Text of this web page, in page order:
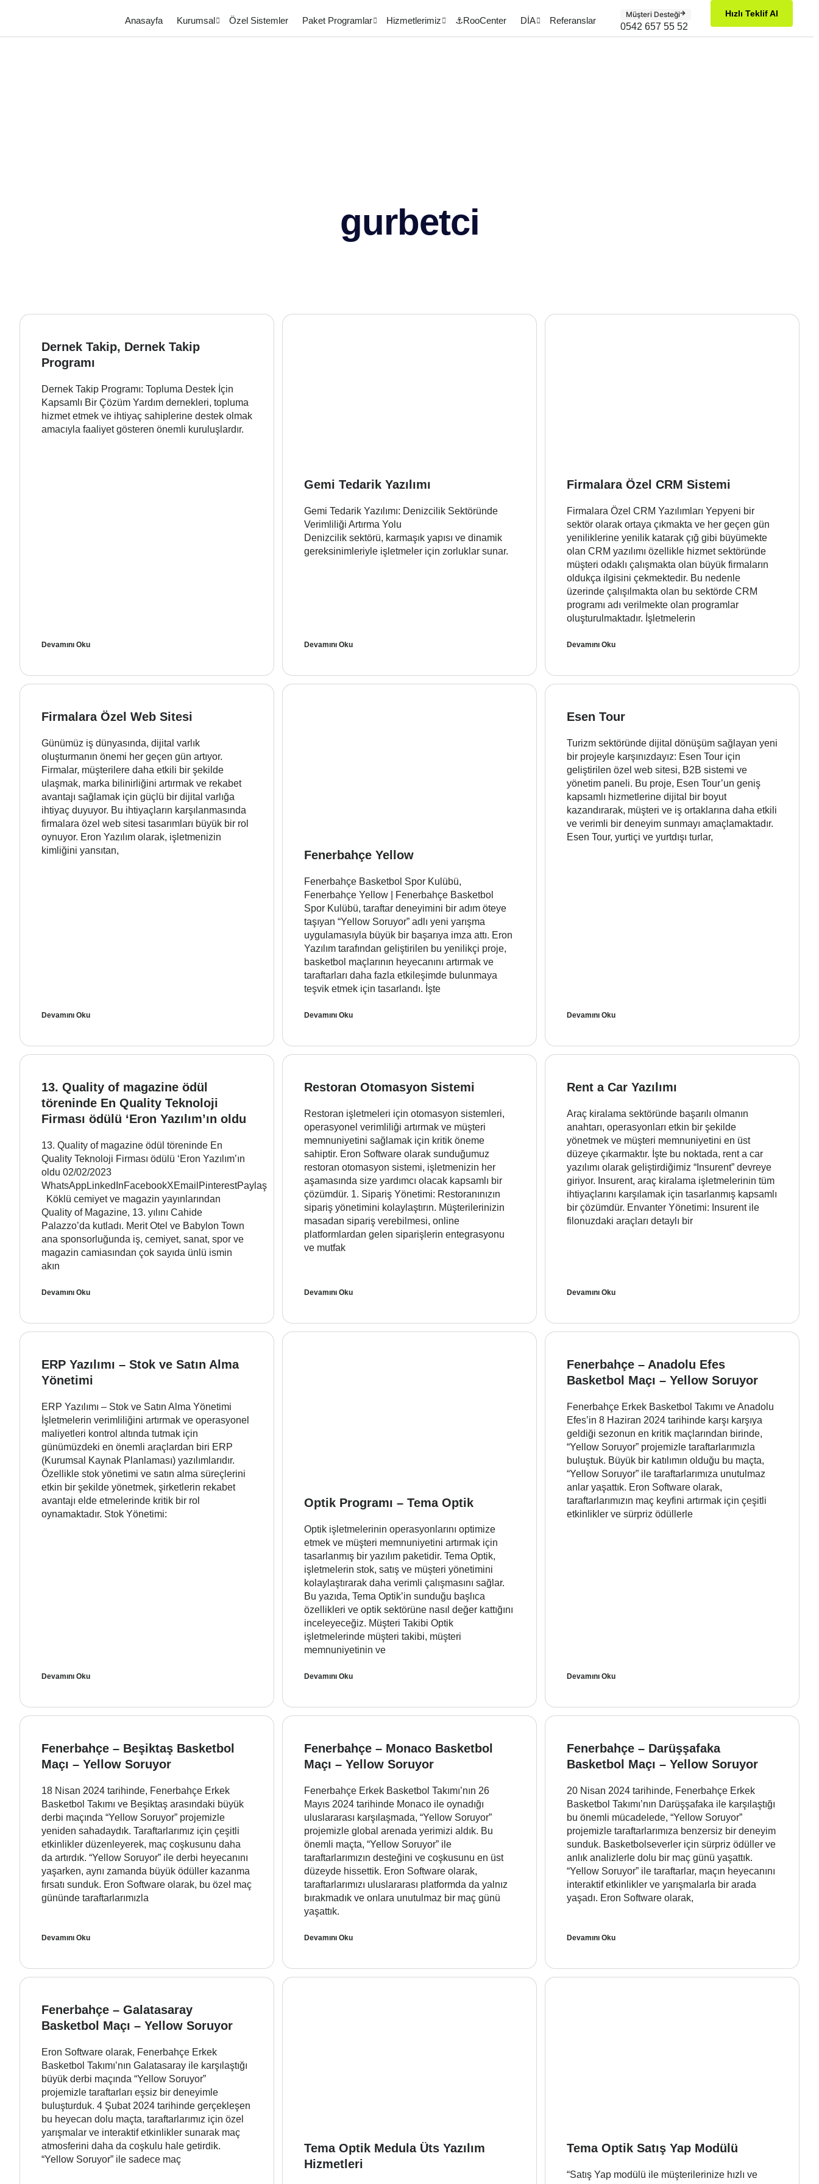
Anasayfa Kurumsal Özel Sistemler Paket Programlar Hizmetlerimiz ⚓RooCenter DİA Referanslar
Müşteri Desteği
0542 657 55 52
Hızlı Teklif Al
gurbetci
Dernek Takip, Dernek Takip
Programı
Dernek Takip Programı: Topluma Destek İçin
Kapsamlı Bir Çözüm Yardım dernekleri, topluma
hizmet etmek ve ihtiyaç sahiplerine destek olmak
amacıyla faaliyet gösteren önemli kuruluşlardır.
Devamını Oku
Gemi Tedarik Yazılımı
Gemi Tedarik Yazılımı: Denizcilik Sektöründe
Verimliliği Artırma Yolu
Denizcilik sektörü, karmaşık yapısı ve dinamik
gereksinimleriyle işletmeler için zorluklar sunar.
Devamını Oku
Firmalara Özel CRM Sistemi
Firmalara Özel CRM Yazılımları Yepyeni bir
sektör olarak ortaya çıkmakta ve her geçen gün
yeniliklerine yenilik katarak çığ gibi büyümekte
olan CRM yazılımı özellikle hizmet sektöründe
müşteri odaklı çalışmakta olan büyük firmaların
oldukça ilgisini çekmektedir. Bu nedenle
üzerinde çalışılmakta olan bu sektörde CRM
programı adı verilmekte olan programlar
oluşturulmaktadır. İşletmelerin
Devamını Oku
Firmalara Özel Web Sitesi
Günümüz iş dünyasında, dijital varlık
oluşturmanın önemi her geçen gün artıyor.
Firmalar, müşterilere daha etkili bir şekilde
ulaşmak, marka bilinirliğini artırmak ve rekabet
avantajı sağlamak için güçlü bir dijital varlığa
ihtiyaç duyuyor. Bu ihtiyaçların karşılanmasında
firmalara özel web sitesi tasarımları büyük bir rol
oynuyor. Eron Yazılım olarak, işletmenizin
kimliğini yansıtan,
Devamını Oku
Fenerbahçe Yellow
Fenerbahçe Basketbol Spor Kulübü,
Fenerbahçe Yellow | Fenerbahçe Basketbol
Spor Kulübü, taraftar deneyimini bir adım öteye
taşıyan “Yellow Soruyor” adlı yeni yarışma
uygulamasıyla büyük bir başarıya imza attı. Eron
Yazılım tarafından geliştirilen bu yenilikçi proje,
basketbol maçlarının heyecanını artırmak ve
taraftarları daha fazla etkileşimde bulunmaya
teşvik etmek için tasarlandı. İşte
Devamını Oku
Esen Tour
Turizm sektöründe dijital dönüşüm sağlayan yeni
bir projeyle karşınızdayız: Esen Tour için
geliştirilen özel web sitesi, B2B sistemi ve
yönetim paneli. Bu proje, Esen Tour’un geniş
kapsamlı hizmetlerine dijital bir boyut
kazandırarak, müşteri ve iş ortaklarına daha etkili
ve verimli bir deneyim sunmayı amaçlamaktadır.
Esen Tour, yurtiçi ve yurtdışı turlar,
Devamını Oku
13. Quality of magazine ödül
töreninde En Quality Teknoloji
Firması ödülü ‘Eron Yazılım’ın oldu
13. Quality of magazine ödül töreninde En
Quality Teknoloji Firması ödülü ‘Eron Yazılım’ın
oldu 02/02/2023
WhatsAppLinkedInFacebookXEmailPinterestPaylaş
Köklü cemiyet ve magazin yayınlarından
Quality of Magazine, 13. yılını Cahide
Palazzo’da kutladı. Merit Otel ve Babylon Town
ana sponsorluğunda iş, cemiyet, sanat, spor ve
magazin camiasından çok sayıda ünlü ismin
akın
Devamını Oku
Restoran Otomasyon Sistemi
Restoran işletmeleri için otomasyon sistemleri,
operasyonel verimliliği artırmak ve müşteri
memnuniyetini sağlamak için kritik öneme
sahiptir. Eron Software olarak sunduğumuz
restoran otomasyon sistemi, işletmenizin her
aşamasında size yardımcı olacak kapsamlı bir
çözümdür. 1. Sipariş Yönetimi: Restoranınızın
sipariş yönetimini kolaylaştırın. Müşterilerinizin
masadan sipariş verebilmesi, online
platformlardan gelen siparişlerin entegrasyonu
ve mutfak
Devamını Oku
Rent a Car Yazılımı
Araç kiralama sektöründe başarılı olmanın
anahtarı, operasyonları etkin bir şekilde
yönetmek ve müşteri memnuniyetini en üst
düzeye çıkarmaktır. İşte bu noktada, rent a car
yazılımı olarak geliştirdiğimiz “Insurent” devreye
giriyor. Insurent, araç kiralama işletmelerinin tüm
ihtiyaçlarını karşılamak için tasarlanmış kapsamlı
bir çözümdür. Envanter Yönetimi: Insurent ile
filonuzdaki araçları detaylı bir
Devamını Oku
ERP Yazılımı – Stok ve Satın Alma
Yönetimi
ERP Yazılımı – Stok ve Satın Alma Yönetimi
İşletmelerin verimliliğini artırmak ve operasyonel
maliyetleri kontrol altında tutmak için
günümüzdeki en önemli araçlardan biri ERP
(Kurumsal Kaynak Planlaması) yazılımlarıdır.
Özellikle stok yönetimi ve satın alma süreçlerini
etkin bir şekilde yönetmek, şirketlerin rekabet
avantajı elde etmelerinde kritik bir rol
oynamaktadır. Stok Yönetimi:
Devamını Oku
Optik Programı – Tema Optik
Optik işletmelerinin operasyonlarını optimize
etmek ve müşteri memnuniyetini artırmak için
tasarlanmış bir yazılım paketidir. Tema Optik,
işletmelerin stok, satış ve müşteri yönetimini
kolaylaştırarak daha verimli çalışmasını sağlar.
Bu yazıda, Tema Optik’in sunduğu başlıca
özellikleri ve optik sektörüne nasıl değer kattığını
inceleyeceğiz. Müşteri Takibi Optik
işletmelerinde müşteri takibi, müşteri
memnuniyetinin ve
Devamını Oku
Fenerbahçe – Anadolu Efes
Basketbol Maçı – Yellow Soruyor
Fenerbahçe Erkek Basketbol Takımı ve Anadolu
Efes’in 8 Haziran 2024 tarihinde karşı karşıya
geldiği sezonun en kritik maçlarından birinde,
“Yellow Soruyor” projemizle taraftarlarımızla
buluştuk. Büyük bir katılımın olduğu bu maçta,
“Yellow Soruyor” ile taraftarlarımıza unutulmaz
anlar yaşattık. Eron Software olarak,
taraftarlarımızın maç keyfini artırmak için çeşitli
etkinlikler ve sürpriz ödüllerle
Devamını Oku
Fenerbahçe – Beşiktaş Basketbol
Maçı – Yellow Soruyor
18 Nisan 2024 tarihinde, Fenerbahçe Erkek
Basketbol Takımı ve Beşiktaş arasındaki büyük
derbi maçında “Yellow Soruyor” projemizle
yeniden sahadaydık. Taraftarlarımız için çeşitli
etkinlikler düzenleyerek, maç coşkusunu daha
da artırdık. “Yellow Soruyor” ile derbi heyecanını
yaşarken, aynı zamanda büyük ödüller kazanma
fırsatı sunduk. Eron Software olarak, bu özel maç
gününde taraftarlarımızla
Devamını Oku
Fenerbahçe – Monaco Basketbol
Maçı – Yellow Soruyor
Fenerbahçe Erkek Basketbol Takımı’nın 26
Mayıs 2024 tarihinde Monaco ile oynadığı
uluslararası karşılaşmada, “Yellow Soruyor”
projemizle global arenada yerimizi aldık. Bu
önemli maçta, “Yellow Soruyor” ile
taraftarlarımızın desteğini ve coşkusunu en üst
düzeyde hissettik. Eron Software olarak,
taraftarlarımızı uluslararası platformda da yalnız
bırakmadık ve onlara unutulmaz bir maç günü
yaşattık.
Devamını Oku
Fenerbahçe – Darüşşafaka
Basketbol Maçı – Yellow Soruyor
20 Nisan 2024 tarihinde, Fenerbahçe Erkek
Basketbol Takımı’nın Darüşşafaka ile karşılaştığı
bu önemli mücadelede, “Yellow Soruyor”
projemizle taraftarlarımıza benzersiz bir deneyim
sunduk. Basketbolseverler için sürpriz ödüller ve
anlık analizlerle dolu bir maç günü yaşattık.
“Yellow Soruyor” ile taraftarlar, maçın heyecanını
interaktif etkinlikler ve yarışmalarla bir arada
yaşadı. Eron Software olarak,
Devamını Oku
Fenerbahçe – Galatasaray
Basketbol Maçı – Yellow Soruyor
Eron Software olarak, Fenerbahçe Erkek
Basketbol Takımı’nın Galatasaray ile karşılaştığı
büyük derbi maçında “Yellow Soruyor”
projemizle taraftarları eşsiz bir deneyimle
buluşturduk. 4 Şubat 2024 tarihinde gerçekleşen
bu heyecan dolu maçta, taraftarlarımız için özel
yarışmalar ve interaktif etkinlikler sunarak maç
atmosferini daha da coşkulu hale getirdik.
“Yellow Soruyor” ile sadece maç
Tema Optik Medula Üts Yazılım
Hizmetleri
Tema Optik Satış Yap Modülü
“Satış Yap modülü ile müşterilerinize hızlı ve